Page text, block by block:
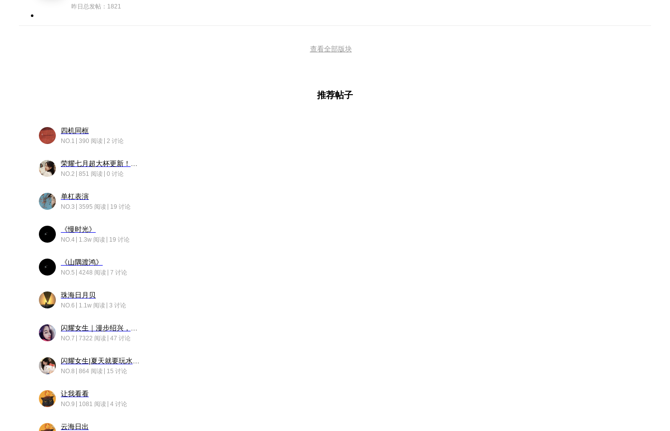
昨日总发帖：1821
查看全部版块
推荐帖子
四机同框
NO.1 390 阅读 2 讨论
NO.2 851 阅读 0 讨论
单杠表演
NO.3 3595 阅读 19 讨论
《慢时光》
NO.4 1.3w 阅读 19 讨论
《山隅渡鸿》
NO.5 4248 阅读 7 讨论
珠海日月贝
NO.6 1.1w 阅读 3 讨论
NO.7 7322 阅读 47 讨论
NO.8 864 阅读 15 讨论
让我看看
NO.9 1081 阅读 4 讨论
云海日出